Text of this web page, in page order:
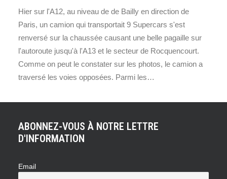
Hier sur l'A12, au niveau de de Bailly en direction de
Paris, un camion qui transportait 9 Supercars s'est
renversé sur la chaussée causant une belle pagaille sur
l'autoroute jusqu'à l'A13 et le secteur de Rocquencourt.
Comme on peut le constater sur les photos, le camion a
traversé les voies opposées. Parmi les…
ABONNEZ-VOUS À NOTRE LETTRE
D'INFORMATION
Email